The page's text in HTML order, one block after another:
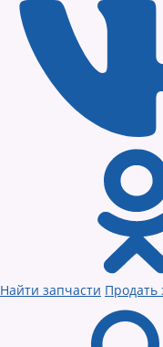
Найти запчасти Продать